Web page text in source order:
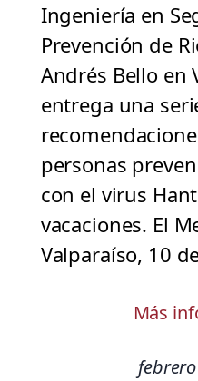
Ingeniería en
Prevención de
Andrés Bello en
entrega una
personas
con el virus
vacaciones. El
Valparaíso, 10
Más